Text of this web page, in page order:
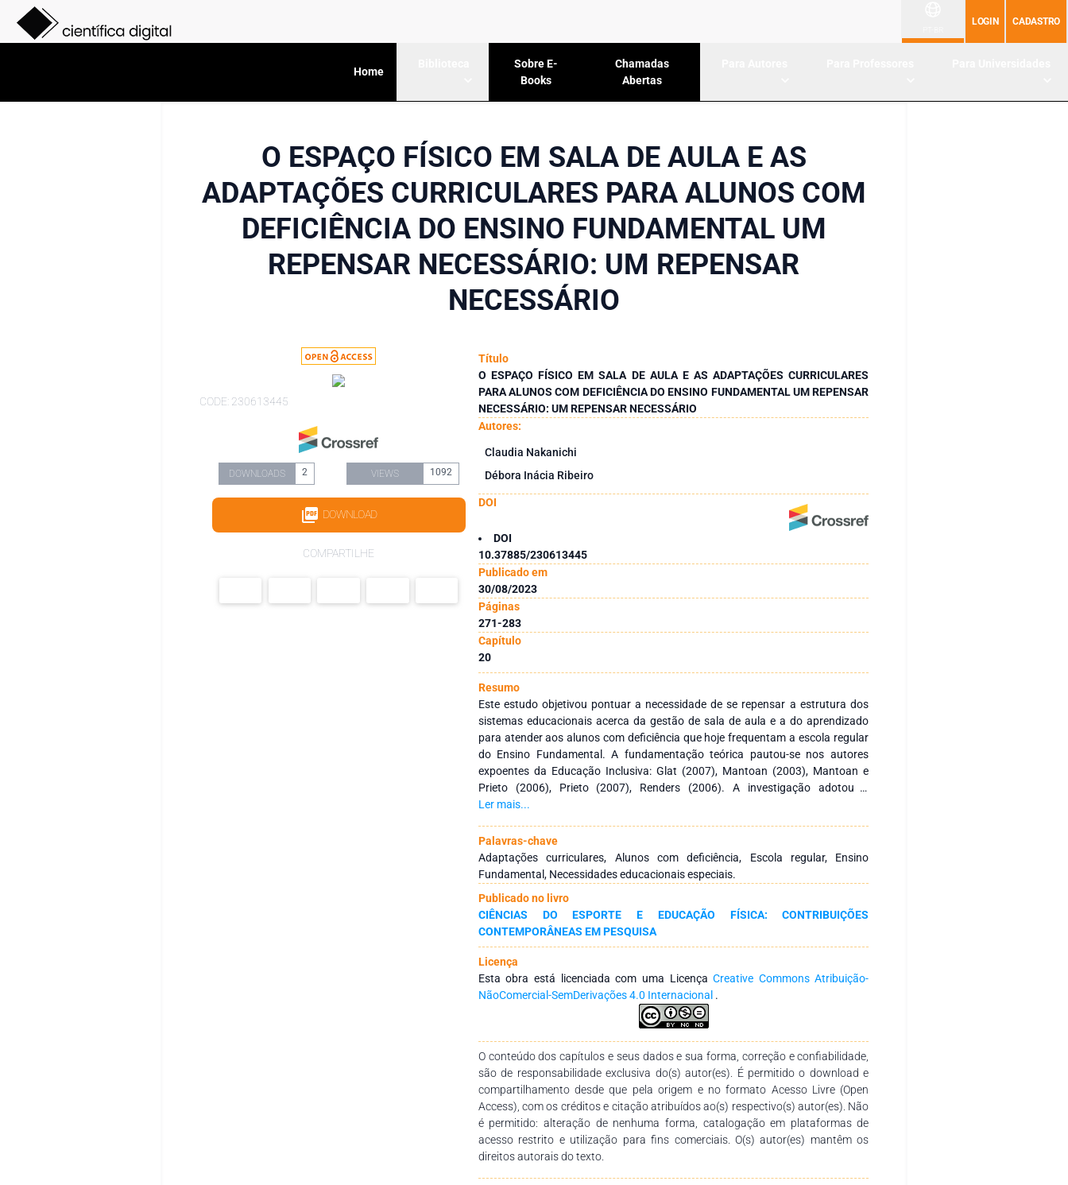
LOGIN CADASTRO
Home
Sobre E-
Books
Chamadas
Abertas
O ESPAÇO FÍSICO EM SALA DE AULA E AS
ADAPTAÇÕES CURRICULARES PARA ALUNOS COM
DEFICIÊNCIA DO ENSINO FUNDAMENTAL UM
REPENSAR NECESSÁRIO: UM REPENSAR
NECESSÁRIO
CODE: 230613445
DOWNLOADS 2 VIEWS 1092
DOWNLOAD
COMPARTILHE
Título
O ESPAÇO FÍSICO EM SALA DE AULA E AS ADAPTAÇÕES CURRICULARES
PARA ALUNOS COM DEFICIÊNCIA DO ENSINO FUNDAMENTAL UM REPENSAR
NECESSÁRIO: UM REPENSAR NECESSÁRIO
Autores:
Claudia Nakanichi
Débora Inácia Ribeiro
DOI
DOI
10.37885/230613445
Publicado em
30/08/2023
Páginas
271-283
Capítulo
20
Resumo
Este estudo objetivou pontuar a necessidade de se repensar a estrutura dos
sistemas educacionais acerca da gestão de sala de aula e a do aprendizado
para atender aos alunos com deficiência que hoje frequentam a escola regular
do Ensino Fundamental. A fundamentação teórica pautou-se nos autores
expoentes da Educação Inclusiva: Glat (2007), Mantoan (2003), Mantoan e
Prieto (2006), Prieto (2007), Renders (2006). A investigação adotou a
abordagem qualitativa com objetivo descritivo e estudos correlatos com
SciELO (Scientific Electronic Library Online), Periódicos da CAPES
(Coordenação de Aperfeiçoamento de Pessoal de Nível Superior) e IBICT
(Instituto Brasileiro de Informação em Ciência eTecnologia). Os resultados
indicam que são muitas as dúvidas que perpassam a reestruturação dos
sistemas educacionais, desde a gestão de sala de aula à do aprendizado, mas
as demandas em sala de aula hoje requerem a quebra do currículo padrão e de
adaptações curriculares para atender a contento esse público, além de um
trabalho articulado entre o professor de ensino regular e o da Educação
Inclusiva. Assim, a gestão da sala de aula, do conhecimento e do espaço físico
devem ser adaptados para que esse alunado avance em sua aprendizagem.
Ler mais...
Palavras-chave
Adaptações curriculares, Alunos com deficiência, Escola regular, Ensino
Fundamental, Necessidades educacionais especiais.
Publicado no livro
CIÊNCIAS DO ESPORTE E EDUCAÇÃO FÍSICA: CONTRIBUIÇÕES
CONTEMPORÂNEAS EM PESQUISA
Licença
Esta obra está licenciada com uma LicençaCreative Commons Atribuição-
NãoComercial-SemDerivações 4.0 Internacional .
O conteúdo dos capítulos e seus dados e sua forma, correção e confiabilidade,
são de responsabilidade exclusiva do(s) autor(es). É permitido o download e
compartilhamento desde que pela origem e no formato Acesso Livre (Open
Access), com os créditos e citação atribuídos ao(s) respectivo(s) autor(es). Não
é permitido: alteração de nenhuma forma, catalogação em plataformas de
acesso restrito e utilização para fins comerciais. O(s) autor(es) mantêm os
direitos autorais do texto.